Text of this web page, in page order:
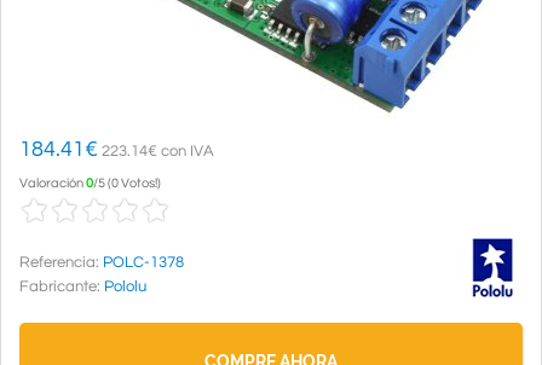
184.41 € 223.14€ con IVA
Valoración0/5(0 Votos!)
Referencia: POLC-1378
Fabricante: Pololu